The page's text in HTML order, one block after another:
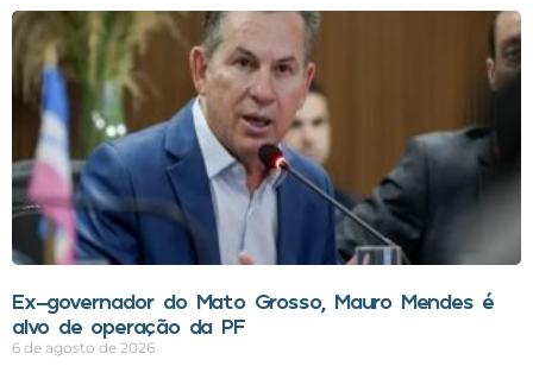
Ex-governador do Mato Grosso, Mauro Mendes é
alvo de operação da PF
6 de agosto de 2026